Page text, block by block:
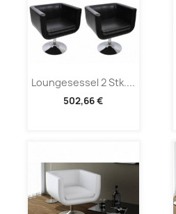
Loungesessel 2 Stk....
502,66 €